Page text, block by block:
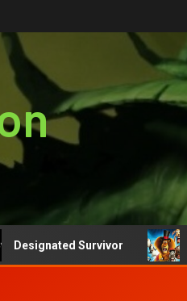
Survivor